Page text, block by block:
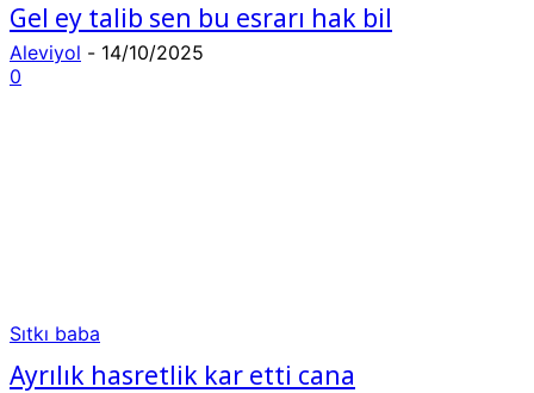
Gel ey talib sen bu esrarı hak bil
Aleviyol - 14/10/2025
0
Sıtkı baba
Ayrılık hasretlik kar etti cana